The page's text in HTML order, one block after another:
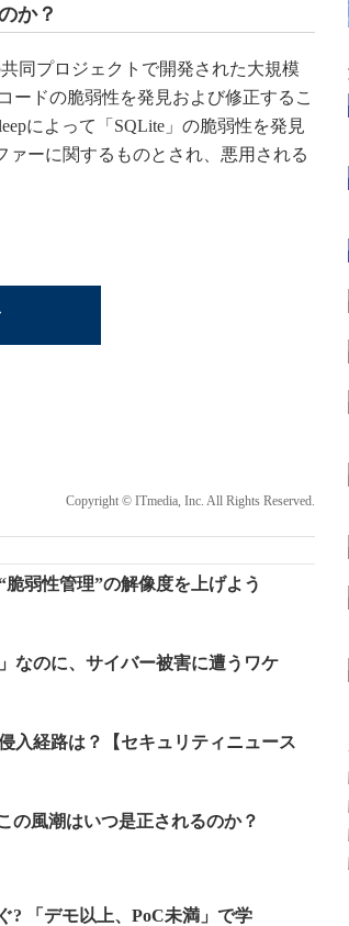
か？
共同プロジェクトで開発された大規模
ードの脆弱性を発見および修正するこ
によって「SQLite」の脆弱性を発見
ァーに関するものとされ、悪用される
Copyright © ITmedia, Inc. All Rights Reserved.
弱性管理”の解像度を上げよう
なのに、サイバー被害に遭うワケ
入経路は？【セキュリティニュース
風潮はいつ是正されるのか？